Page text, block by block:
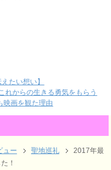
たい想い】
れからの生きる勇気をもらう
映画を観た理由
ュー 聖地巡礼
2017年最
！